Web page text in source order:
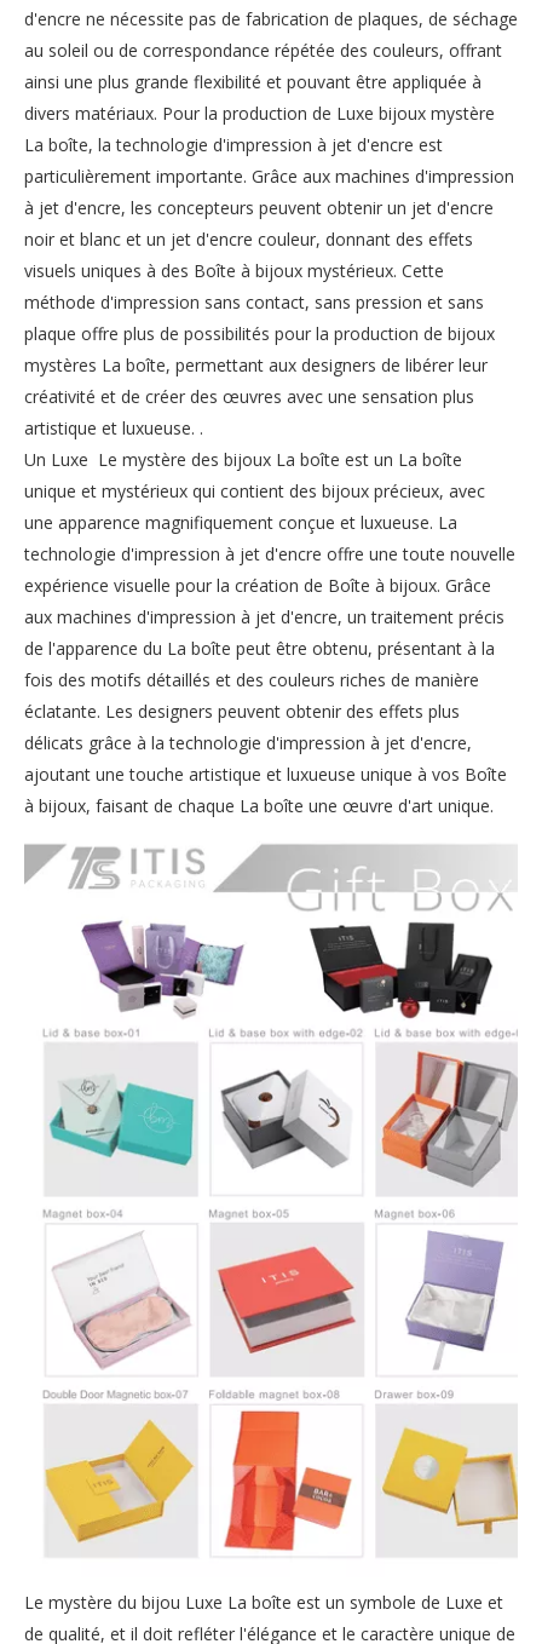
d'encre ne nécessite pas de fabrication de plaques, de séchage
au soleil ou de correspondance répétée des couleurs, offrant
ainsi une plus grande flexibilité et pouvant être appliquée à
divers matériaux. Pour la production de Luxe bijoux mystère
La boîte, la technologie d'impression à jet d'encre est
particulièrement importante. Grâce aux machines d'impression
à jet d'encre, les concepteurs peuvent obtenir un jet d'encre
noir et blanc et un jet d'encre couleur, donnant des effets
visuels uniques à des Boîte à bijoux mystérieux. Cette
méthode d'impression sans contact, sans pression et sans
plaque offre plus de possibilités pour la production de bijoux
mystères La boîte, permettant aux designers de libérer leur
créativité et de créer des œuvres avec une sensation plus
artistique et luxueuse. .
Un Luxe Le mystère des bijoux La boîte est un La boîte
unique et mystérieux qui contient des bijoux précieux, avec
une apparence magnifiquement conçue et luxueuse. La
technologie d'impression à jet d'encre offre une toute nouvelle
expérience visuelle pour la création de Boîte à bijoux. Grâce
aux machines d'impression à jet d'encre, un traitement précis
de l'apparence du La boîte peut être obtenu, présentant à la
fois des motifs détaillés et des couleurs riches de manière
éclatante. Les designers peuvent obtenir des effets plus
délicats grâce à la technologie d'impression à jet d'encre,
ajoutant une touche artistique et luxueuse unique à vos Boîte
à bijoux, faisant de chaque La boîte une œuvre d'art unique.
Le mystère du bijou Luxe La boîte est un symbole de Luxe et
de qualité, et il doit refléter l'élégance et le caractère unique de